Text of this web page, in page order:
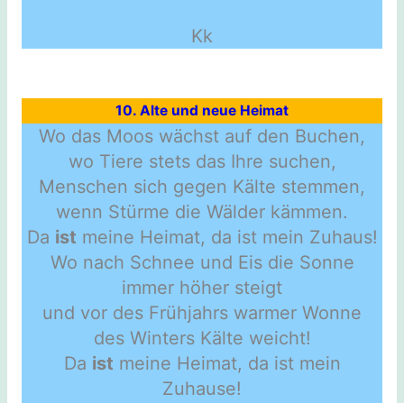
Kk
10. Alte und neue Heimat
Wo das Moos wächst auf den Buchen,
wo Tiere stets das Ihre suchen,
Menschen sich gegen Kälte stemmen,
wenn Stürme die Wälder kämmen.
Da ist meine Heimat, da ist mein Zuhaus!
Wo nach Schnee und Eis die Sonne
immer höher steigt
und vor des Frühjahrs warmer Wonne
des Winters Kälte weicht!
Da ist meine Heimat, da ist mein
Zuhause!